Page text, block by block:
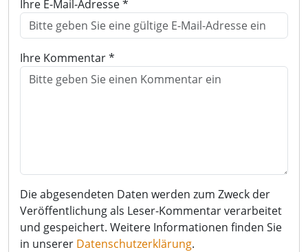
Ihre E-Mail-Adresse *
Ihre Kommentar *
Die abgesendeten Daten werden zum Zweck der
Veröffentlichung als Leser-Kommentar verarbeitet
und gespeichert. Weitere Informationen finden Sie
in unserer Datenschutzerklärung.